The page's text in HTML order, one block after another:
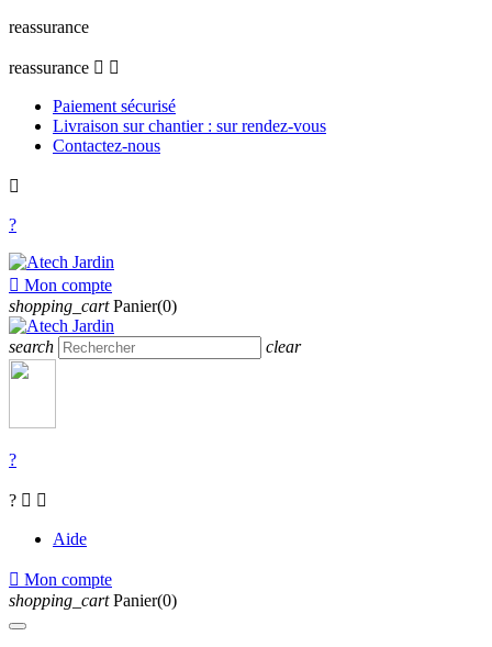
reassurance
reassurance  
Paiement sécurisé
Livraison sur chantier : sur rendez-vous
Contactez-nous

?
 Mon compte
shopping_cart Panier(0)
search clear
?
?  
Aide
 Mon compte
shopping_cart Panier(0)